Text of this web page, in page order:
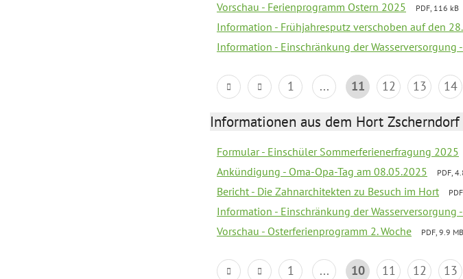
Vorschau - Ferienprogramm Ostern 2025 PDF, 116 kB
Information - Frühjahresputz verschoben auf den
Information - Einschränkung der
1 ... 11 12 13 14
Informationen aus dem Hort Zscherndorf
Formular - Einschüler Sommerferienerfragung 2025
Ankündigung - Oma-Opa-Tag am 08.05.2025 PDF,
Bericht - Die Zahnarchitekten zu Besuch im Hort
Information - Einschränkung der
Vorschau - Osterferienprogramm 2. Woche PDF, 9.9 MB
1 ... 10 11 12 13